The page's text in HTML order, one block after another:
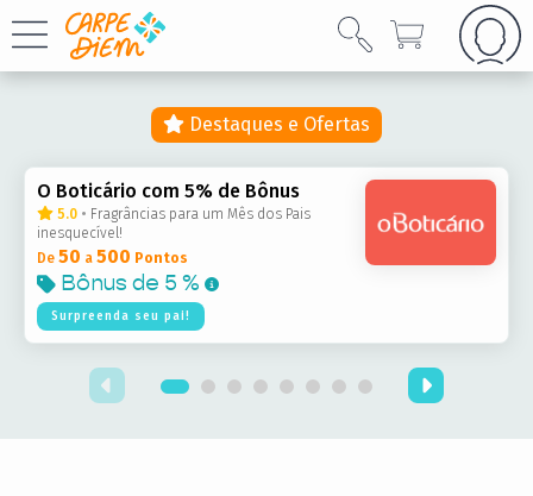
Destaques e Ofertas
O Boticário com 5% de Bônus
5.0• Fragrâncias para um Mês dos Pais
inesquecível!
De 50 a 500 Pontos
Bônus de 5 %
Surpreenda seu pai!